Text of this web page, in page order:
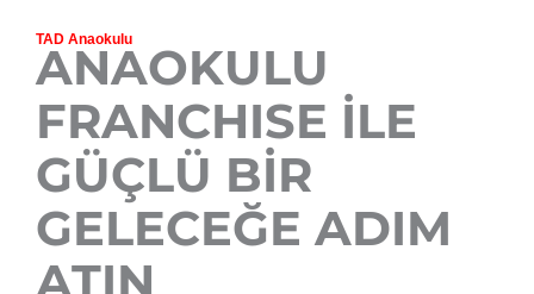
TAD Anaokulu
ANAOKULU
FRANCHISE İLE
GÜÇLÜ BİR
GELECEĞE ADIM
ATIN